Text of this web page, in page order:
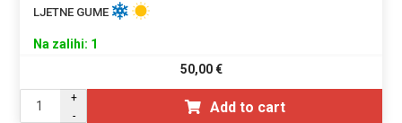
LJETNE GUME
Na zalihi: 1
50,00€
+
-
Add to cart